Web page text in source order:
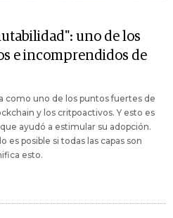
uno de los
e incomprendidos de
como uno de los puntos fuertes de
y los critpoactivos. Y esto es
ayudó a estimular su adopción.
es posible si todas las capas son
esto.